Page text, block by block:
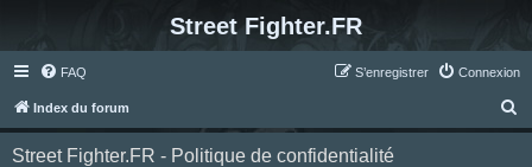
Street Fighter.FR
FAQ Connexion
S’enregistrer
Index du forum
e
Street Fighter.FR - Politique de confidentialité